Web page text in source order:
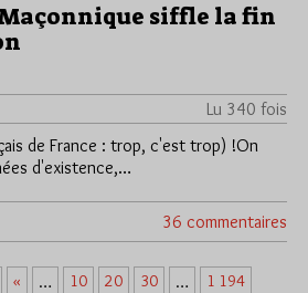
Maçonnique siffle la fin
Lu 340 fois
de France : trop, c'est trop) !On
d'existence,…
36 commentaires
« … 10 20 30 …
1 194